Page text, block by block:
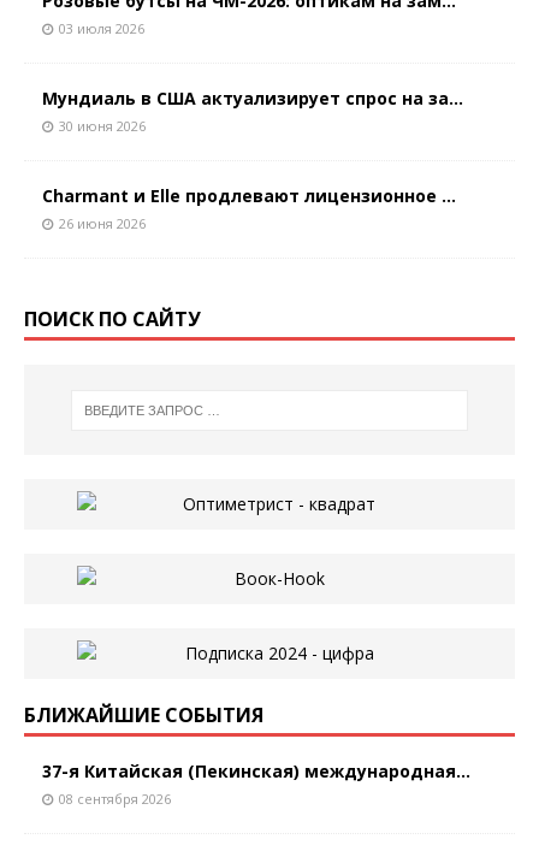
03 июля 2026
Мундиаль в США актуализирует спрос на за...
30 июня 2026
Charmant и Elle продлевают лицензионное ...
26 июня 2026
ПОИСК ПО САЙТУ
БЛИЖАЙШИЕ СОБЫТИЯ
37-я Китайская (Пекинская) международная...
08 сентября 2026